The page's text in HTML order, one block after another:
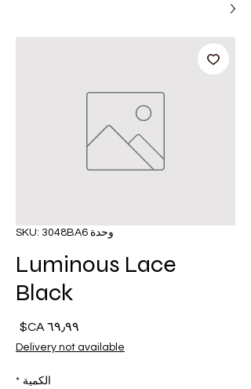
وحدة SKU: 3048BA6
Luminous Lace
Black
Delivery not available
الكمية *